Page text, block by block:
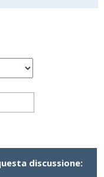
discussione: